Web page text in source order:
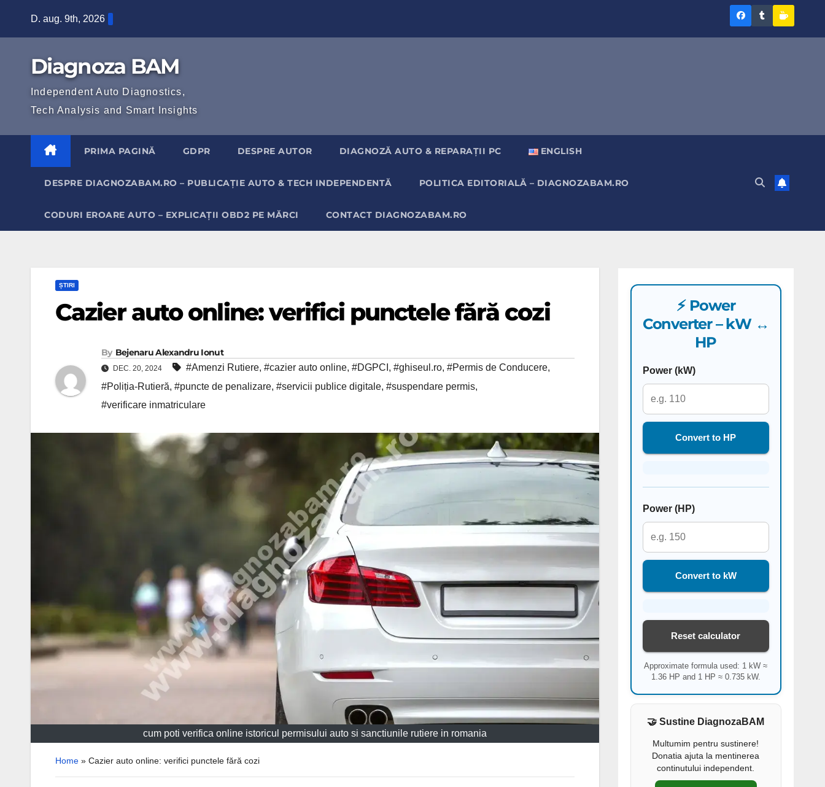
D. aug. 9th, 2026
DiagnozaDiagnoza
Diagnoza BAM
Independent Auto Diagnostics,
Tech Analysis and Smart Insights
PRIMA PAGINĂ GDPR DESPRE AUTOR DIAGNOZĂ AUTO & REPARAȚII PC ENGLISH
DESPRE DIAGNOZABAM.RO – PUBLICAȚIE AUTO & TECH INDEPENDENTĂ POLITICA EDITORIALĂ – DIAGNOZABAM.RO
CODURI EROARE AUTO – EXPLICAȚII OBD2 PE MĂRCI CONTACT DIAGNOZABAM.RO
ȘTIRI
Cazier auto online: verifici punctele fără cozi
By Bejenaru Alexandru Ionut
DEC. 20, 2024 #Amenzi Rutiere, #cazier auto online, #DGPCI , #ghiseul.ro, #Permis de Conducere,
#Poliția-Rutieră, #puncte de penalizare, #servicii publice digitale, #suspendare permis,
#verificare inmatriculare
cum poti verifica online istoricul permisului auto si sanctiunile rutiere in romania
Home » Cazier auto online: verifici punctele fără cozi
⚡ Power
Converter – kW ↔
HP
Power (kW)
Convert to HP
Power (HP)
Convert to kW
Reset calculator
Approximate formula used: 1 kW ≈
1.36 HP and 1 HP ≈ 0.735 kW.
🤝 Sustine DiagnozaBAM
Multumim pentru sustinere!
Donatia ajuta la mentinerea
continutului independent.